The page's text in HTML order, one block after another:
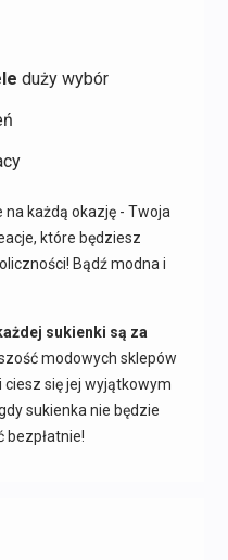
duży wybór
każdą okazję - Twoja
które będziesz
Bądź modna i
sukienki są za
modowych sklepów
się jej wyjątkowym
sukienka nie będzie
bezpłatnie!